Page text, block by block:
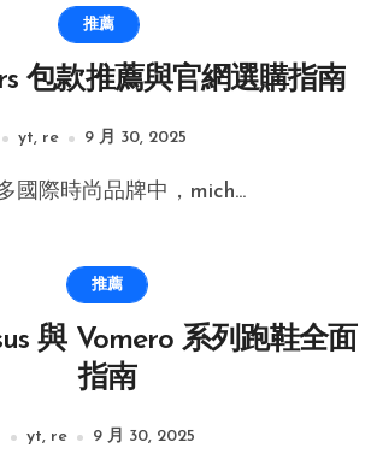
推薦
包款推薦與官網選購指南
yt, re 9 月 30, 2025
多國際時尚品牌中，mich...
推薦
與 Vomero 系列跑鞋全面
指南
yt, re 9 月 30, 2025